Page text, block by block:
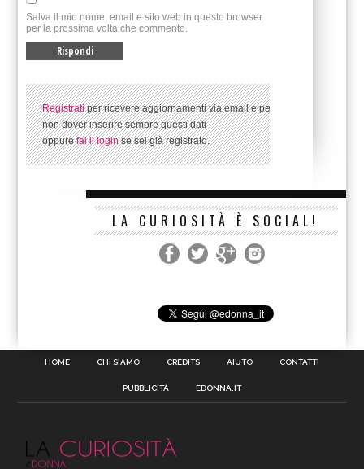
Salva il mio nome, email e sito web in questo browser
per la prossima volta che commento.
Registratiper ricevere aggiornamenti via email e per
non dover inserire sempre questi dati
oppurefai il loginse sei già registrato.
LA CURIOSITÀ È SOCIAL!
HOME CHI SIAMO CREDITS AIUTO CONTATTI
PUBBLICITÀ EDONNA.IT